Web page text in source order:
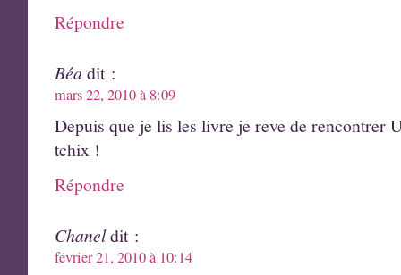
Répondre
Béa dit :
mars 22, 2010 à 8:09
Depuis que je lis les livre je reve de rencontrer
tchix !
Répondre
Chaneldit :
février 21, 2010 à 10:14